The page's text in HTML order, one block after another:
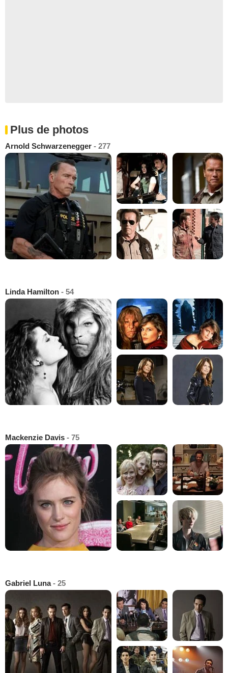
Plus de photos
Arnold Schwarzenegger - 277
Linda Hamilton - 54
Mackenzie Davis - 75
Gabriel Luna- 25